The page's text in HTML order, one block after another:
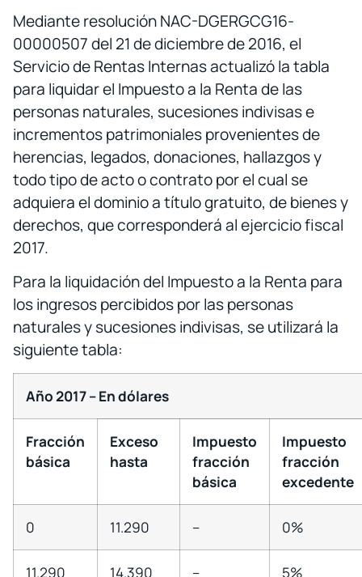
Mediante resolución NAC-DGERGCG16-
00000507 del 21 de diciembre de 2016, el
Servicio de Rentas Internas actualizó la tabla
para liquidar el Impuesto a la Renta de las
personas naturales, sucesiones indivisas e
incrementos patrimoniales provenientes de
herencias, legados, donaciones, hallazgos y
todo tipo de acto o contrato por el cual se
adquiera el dominio a título gratuito, de bienes y
derechos, que corresponderá al ejercicio fiscal
2017.
Para la liquidación del Impuesto a la Renta para
los ingresos percibidos por las personas
naturales y sucesiones indivisas, se utilizará la
siguiente tabla:
Año 2017 – En dólares
Fracción
básica
Exceso
hasta
Impuesto
fracción
básica
Impuesto
fracción
excedente
0 11.290 – 0%
11.290 14.390 – 5%